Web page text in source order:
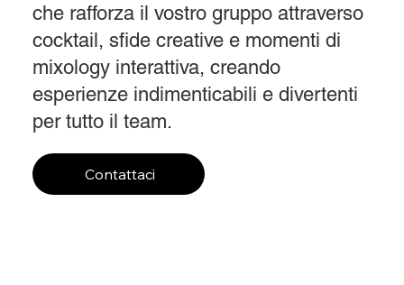
che rafforza il vostro gruppo attraverso
cocktail, sfide creative e momenti di
mixology interattiva, creando
esperienze indimenticabili e divertenti
per tutto il team.
Contattaci